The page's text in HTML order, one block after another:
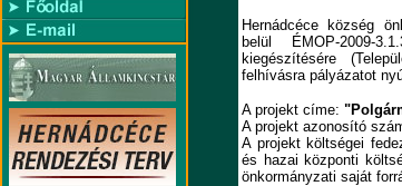
Hernádcéce község
belül ÉMOP-2009-
kiegészítésére
felhívásra pályázatot
A projekt címe:
A projekt azonosító
A projekt költségei
és hazai központi
önkormányzati saját